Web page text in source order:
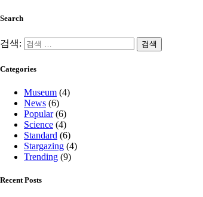
Search
검색:
Categories
Museum (4)
News (6)
Popular(6)
Science (4)
Standard (6)
Stargazing (4)
Trending (9)
Recent Posts